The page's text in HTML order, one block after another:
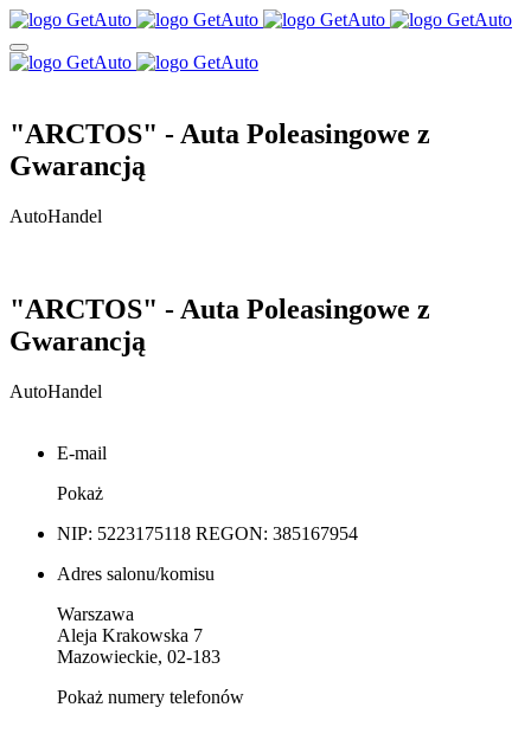
"ARCTOS" - Auta Poleasingowe z
Gwarancją
AutoHandel
"ARCTOS" - Auta Poleasingowe z
Gwarancją
AutoHandel
E-mail
Pokaż
NIP: 5223175118 REGON: 385167954
Adres salonu/komisu
Warszawa
Aleja Krakowska 7
Mazowieckie, 02-183
Pokaż numery telefonów